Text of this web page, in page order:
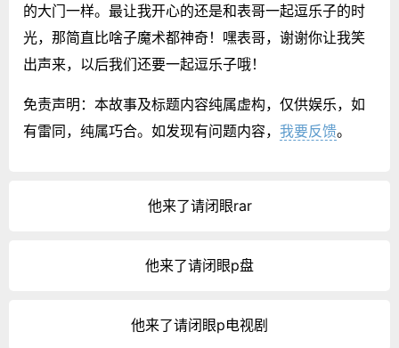
的大门一样。最让我开心的还是和表哥一起逗乐子的时
光，那简直比啥子魔术都神奇！嘿表哥，谢谢你让我笑
出声来，以后我们还要一起逗乐子哦！
免责声明：本故事及标题内容纯属虚构，仅供娱乐，如
有雷同，纯属巧合。如发现有问题内容， 我要反馈。
他来了请闭眼rar
他来了请闭眼p盘
他来了请闭眼p电视剧